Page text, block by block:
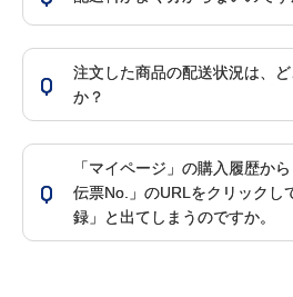
Q
注文した商品の配送状況は、
か？
Q
「マイページ」の購入履歴か
伝票No.」のURLをクリックし
録」と出てしまうのですか。